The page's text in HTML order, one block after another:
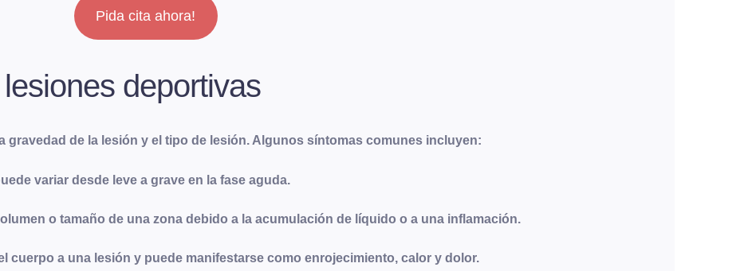
Pida cita ahora!
deportivas
gravedad de la lesión y el tipo de lesión. Algunos síntomas comunes incluyen:
variar desde leve a grave en la fase aguda.
o tamaño de una zona debido a la acumulación de líquido o a una inflamación.
cuerpo a una lesión y puede manifestarse como enrojecimiento, calor y dolor.